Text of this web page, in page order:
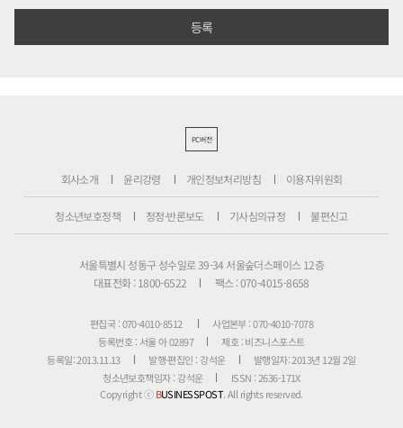
PC버전
회사소개 윤리강령 개인정보처리방침 이용자위원회
청소년보호정책 정정·반론보도 기사심의규정 불편신고
서울특별시 성동구 성수일로 39-34 서울숲더스페이스 12층
대표전화 : 1800-6522
팩스 : 070-4015-8658
편집국 : 070-4010-8512
사업본부 : 070-4010-7078
등록번호 : 서울 아 02897
제호 : 비즈니스포스트
등록일: 2013.11.13
발행·편집인 : 강석운
발행일자: 2013년 12월 2일
청소년보호책임자 : 강석운
ISSN : 2636-171X
Copyright ⓒBUSINESSPOST. All rights reserved.